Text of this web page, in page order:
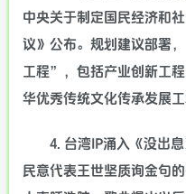
中央关于制定国民经济和
议》公布。规划建议部署
工程”，包括产业创新工
华优秀传统文化传承发展工
4. 台湾IP涌入《没出
民意代表王世坚质询金句